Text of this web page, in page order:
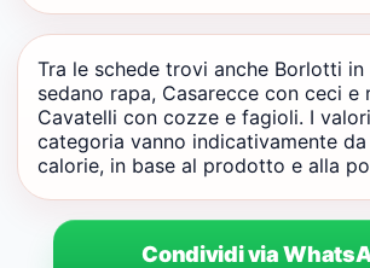
Tra le schede trovi anche Borlotti
sedano rapa, Casarecce con ceci e
Cavatelli con cozze e fagioli. I
categoria vanno indicativamente
calorie, in base al prodotto e alla
Condividi via